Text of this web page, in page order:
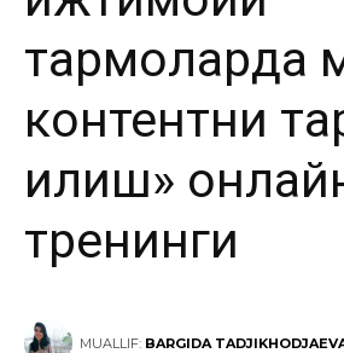
тармоқларда
контентни
қилиш»
тренинги
MUALLIF: BARGIDA